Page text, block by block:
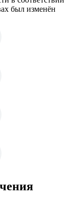
был изменён